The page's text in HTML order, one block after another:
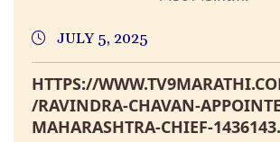
JULY 5, 2025
HTTPS://
/RAVINDRA-CHAVAN-
MAHARASHTRA-CHIEF-